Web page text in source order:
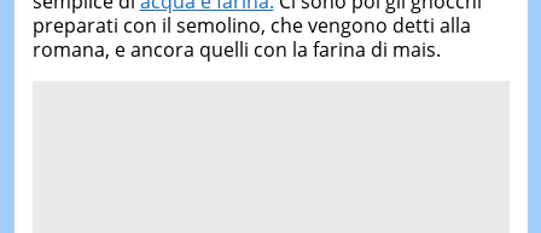
preparati con il semolino, che vengono detti alla
romana, e ancora quelli con la farina di mais.